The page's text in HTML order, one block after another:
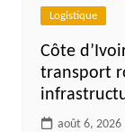
Logistique
Côte
transport
août 6, 2026